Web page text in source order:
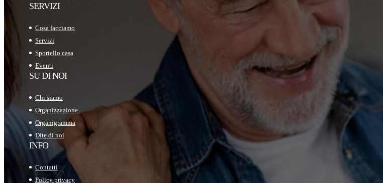
SERVIZI
Cosa facciamo
Servizi
Sportello casa
Eventi
SU DI NOI
Chi siamo
Organizzazione
Organigramma
Dite di noi
INFO
Contatti
Policy privacy